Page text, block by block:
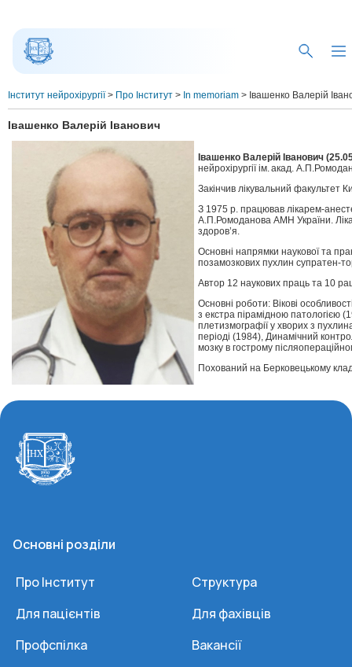
Інститут нейрохірургії> Про Інститут > In memoriam > Івашенко Валерій
Івашенко Валерій Іванович
Івашенко Валерій Іванович
нейрохірургії ім. акад.
Закінчив лікувальний факультет
З 1975 р. працював лікарем-
А.П.Ромоданова АМН України.
здоров’я.
Основні напрямки наукової та
позамозкових пухлин супратен-
Автор 12 наукових праць та 10
Основні роботи: Вікові
з екстра пірамідною патологією
плетизмографії у хворих з
періоді (1984), Динамічний
мозку в гострому
Похований на Берковецькому
Основні розділи
Про Інститут
Структура
Для пацієнтів
Для фахівців
Профспілка
Вакансії